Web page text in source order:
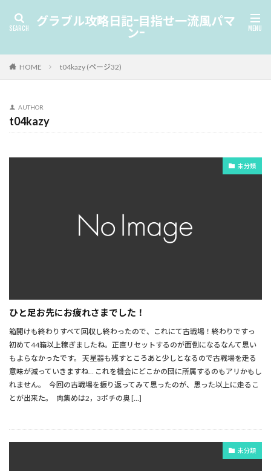
グラブル攻略日記-目指せ一流風パマ
ン-
HOME t04kazy (ページ32)
AUTHOR
t04kazy
未分類
ひと足お先にお疲れさまでした！
箱開けも終わりすべて回収し終わったので、これにて古戦場！終わりですっ
初めて44箱以上稼ぎましたね。正直リセットするのが面倒になるなんて思い
もよらなかったです。 天星器も残すところあと少しとなるので古戦場を走る
意味が減っていきますね… これを機会にどこかの団に所属するのもアリかもし
れません。 今回の古戦場を振り返ってみて思ったのが、思った以上に走るこ
とが出来た。 肉集めは2，3ポチの奥 […]
未分類